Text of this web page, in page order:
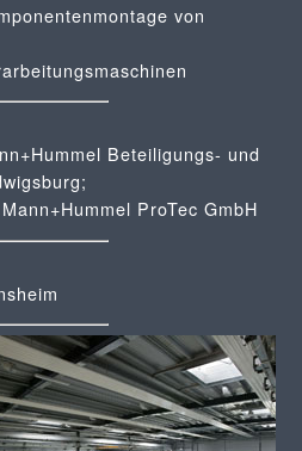
von
Beteiligungs- und
ProTec GmbH